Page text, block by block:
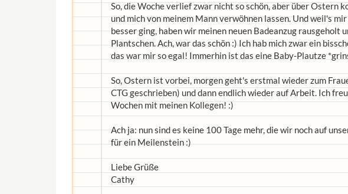
So, die Woche verlief zwar nicht so schön, aber über Ostern
und mich von meinem Mann verwöhnen lassen. Und weil's
besser ging, haben wir meinen neuen Badeanzug rausgeholt
Plantschen. Ach, war das schön :) Ich hab mich zwar ein
das war mir so egal! Immerhin ist das eine Baby-Plautze
So, Ostern ist vorbei, morgen geht's erstmal wieder zum
CTG geschrieben) und dann endlich wieder auf Arbeit. Ich
Wochen mit meinen Kollegen! :)
Ach ja: nun sind es keine 100 Tage mehr, die wir noch auf
für ein Meilenstein :)
Liebe Grüße
Cathy